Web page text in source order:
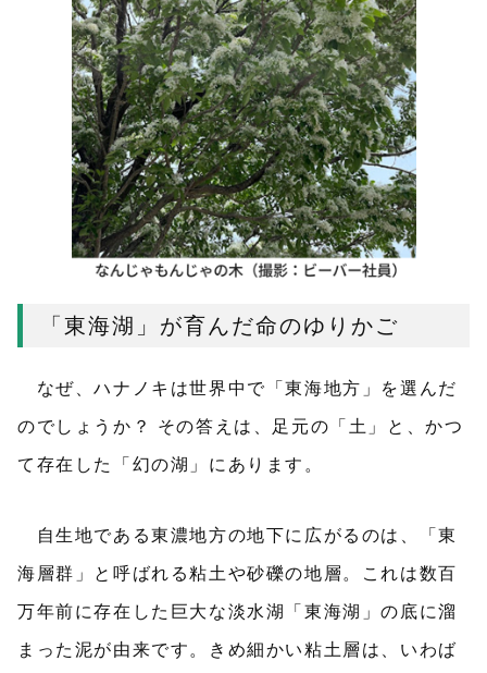
「東海湖」が育んだ命のゆりかご
なぜ、ハナノキは世界中で「東海地方」を選んだ
のでしょうか？ その答えは、足元の「土」と、かつ
て存在した「幻の湖」にあります。
自生地である東濃地方の地下に広がるのは、「東
海層群」と呼ばれる粘土や砂礫の地層。これは数百
万年前に存在した巨大な淡水湖「東海湖」の底に溜
まった泥が由来です。きめ細かい粘土層は、いわば